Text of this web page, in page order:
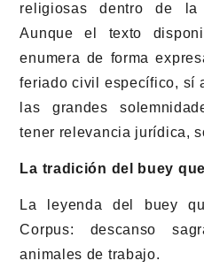
religiosas dentro de
Aunque el texto
enumera de forma
feriado civil específico, sí
las grandes
tener relevancia jurídica,
La tradición del buey
La leyenda del buey
Corpus: descanso
animales de trabajo.